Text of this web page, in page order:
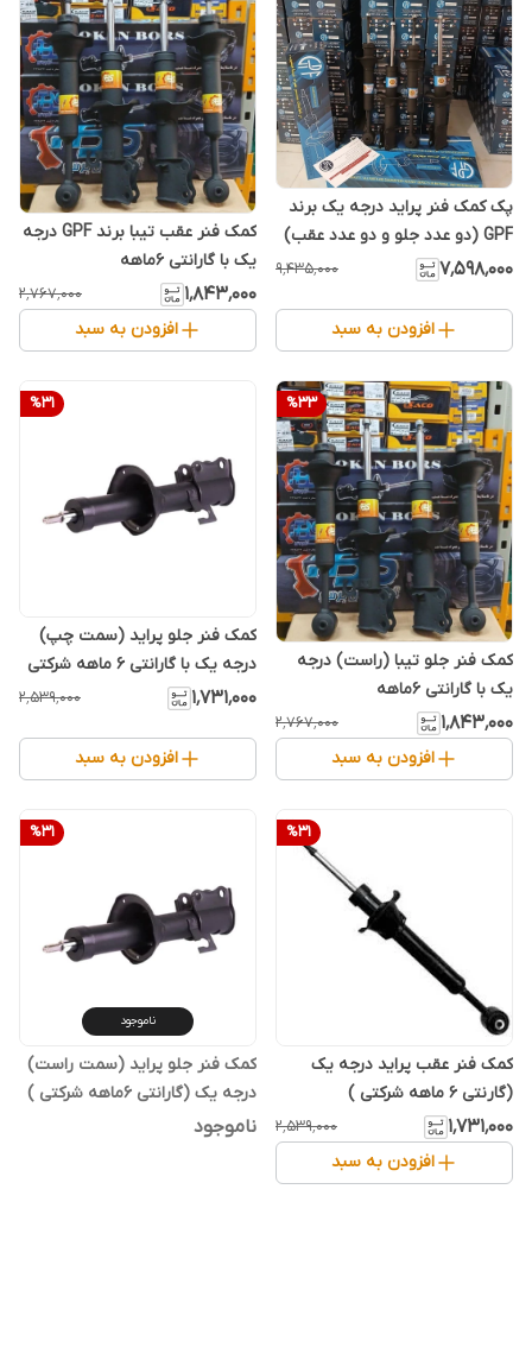
پک کمک فنر پراید درجه یک برند
GPF (دو عدد جلو و دو عدد عقب)
گارانتی 6ماهه
۷٬۵۹۸٬۰۰۰ ۹٬۴۳۵٬۰۰۰
افزودن به سبد
کمک فنر عقب تیبا برند GPF درجه
یک با گارانتی 6ماهه
۱٬۸۴۳٬۰۰۰ ۲٬۷۶۷٬۰۰۰
افزودن به سبد
%33
کمک فنر جلو تیبا (راست) درجه
یک با گارانتی 6ماهه
۱٬۸۴۳٬۰۰۰ ۲٬۷۶۷٬۰۰۰
افزودن به سبد
%31
کمک فنر جلو پراید (سمت چپ)
درجه یک با گارانتی 6 ماهه شرکتی
۱٬۷۳۱٬۰۰۰ ۲٬۵۳۹٬۰۰۰
افزودن به سبد
%31
کمک فنر عقب پراید درجه یک
(گارنتی 6 ماهه شرکتی )
۱٬۷۳۱٬۰۰۰ ۲٬۵۳۹٬۰۰۰
افزودن به سبد
%31
ناموجود
کمک فنر جلو پراید (سمت راست)
درجه یک (گارانتی 6ماهه شرکتی )
ناموجود